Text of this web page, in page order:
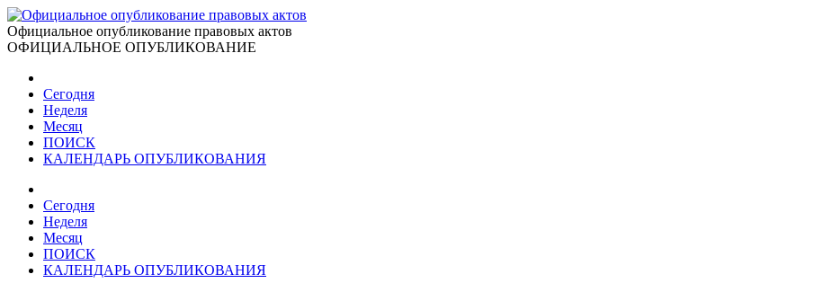
Официальное опубликование правовых актов
ОФИЦИАЛЬНОЕ ОПУБЛИКОВАНИЕ
Сегодня
Неделя
Месяц
ПОИСК
КАЛЕНДАРЬ ОПУБЛИКОВАНИЯ
Сегодня
Неделя
Месяц
ПОИСК
КАЛЕНДАРЬ ОПУБЛИКОВАНИЯ